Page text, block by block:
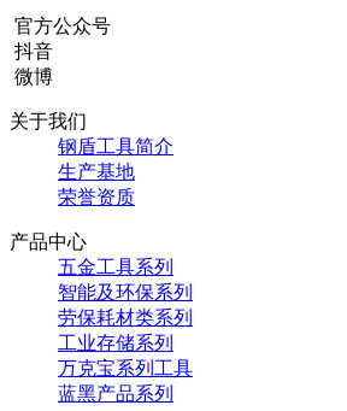
官方公众号
抖音
微博
关于我们
钢盾工具简介
生产基地
荣誉资质
产品中心
五金工具系列
智能及环保系列
劳保耗材类系列
工业存储系列
万克宝系列工具
蓝黑产品系列